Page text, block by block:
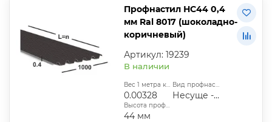
Профнастил НС44 0,4
мм Ral 8017 (шоколадно-
коричневый)
Артикул: 19239
В наличии
Вес 1 метра квадратного, т:
0.00328
Вид профнастила:
Несуще - стеновой
Высота профиля:
44 мм